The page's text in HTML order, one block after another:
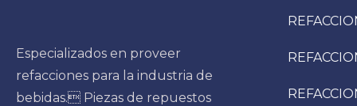
Especializados en proveer
refacciones para la industria de
bebidas. Piezas de repuestos